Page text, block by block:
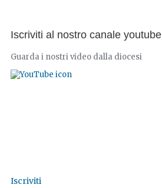
Iscriviti al nostro canale youtube
Guarda i nostri video dalla diocesi
Iscriviti